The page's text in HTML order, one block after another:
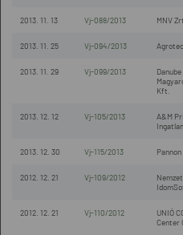
2013. 11. 13 Vj-088/2013 MNV
2013. 11. 25 Vj-094/2013
2013. 11. 29 Vj-099/2013
Kft.
2013. 12. 12 Vj-105/2013
A&M
2013. 12. 30 Vj-115/2013
2012. 12. 21 Vj-109/2012
2012. 12. 21 Vj-110/2012
UNIÓ
Center